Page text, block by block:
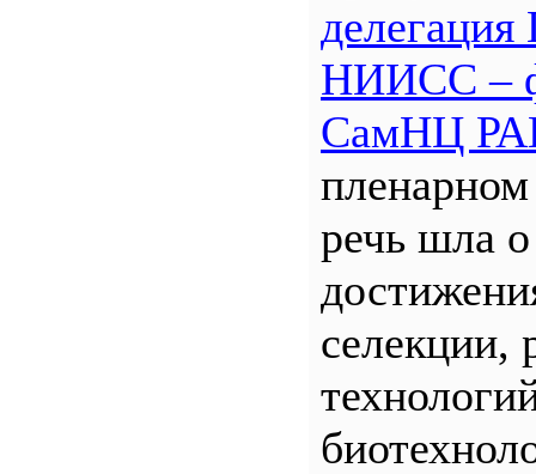
НИИСС –
СамНЦ
пленарном
речь шла
селекции,